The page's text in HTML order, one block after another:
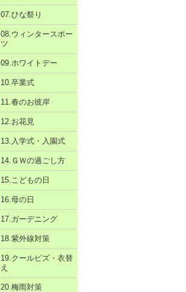
07.ひな祭り
08.ウィンタースポー
ツ
09.ホワイトデー
10.卒業式
11.春のお彼岸
12.お花見
13.入学式・入園式
14.ＧＷの過ごし方
15.こどもの日
16.母の日
17.ガーデニング
18.紫外線対策
19.クールビズ・衣替
え
20.梅雨対策